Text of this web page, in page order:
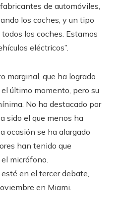
de automóviles,
los coches, y un tipo
los coches. Estamos
eléctricos”.
marginal, que ha logrado
último momento, pero su
No ha destacado por
sido el que menos ha
ocasión se ha alargado
han tenido que
micrófono.
en el tercer debate,
en Miami.